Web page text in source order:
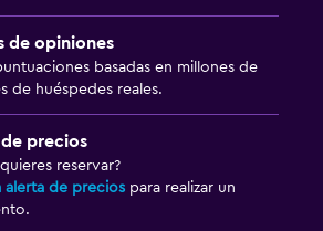
de opiniones
basadas en millones de
de huéspedes reales.
precios
reservar?
alerta de precios para realizar un